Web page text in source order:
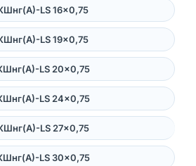
LS 16×0,75
LS 19×0,75
LS 20×0,75
LS 24×0,75
LS 27×0,75
LS 30×0,75